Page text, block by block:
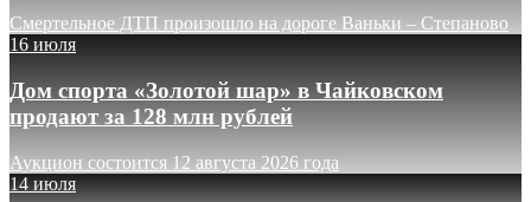
Смертельное ДТП произошло на дороге Ваньки – Степаново
16 июля
Дом спорта «Золотой шар» в Чайковском
продают за 128 млн рублей
Аукцион состоится 12 августа 2026 года
14 июля